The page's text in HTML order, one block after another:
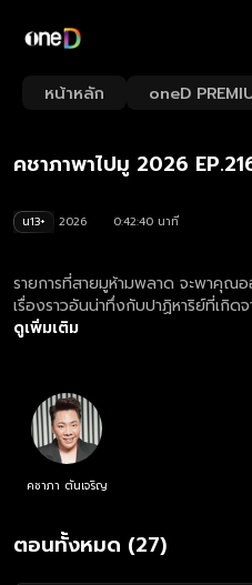
หน้าหลัก oneD
คชาภาพาไปมู 2026
น13+ 2026
0:42:40 นาที
รายการที่สายมูห้ามพลาด จะพาคุณ
เรื่องราวอันน่าทึ่งกับปาฏิหาริย์ที่เกิด
ทริคการมูที่ถูกต้อง ให้ปังไปด้วยกัน
ดูเพิ่มเติม
คชาภา ตันเจริญ
ตอนทั้งหมด (27)